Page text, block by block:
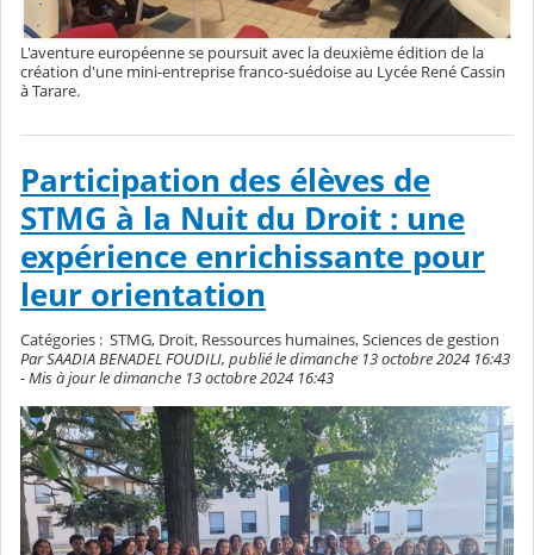
L'aventure européenne se poursuit avec la deuxième édition de la
création d'une mini-entreprise franco-suédoise au Lycée René Cassin
à Tarare.
Participation des élèves de
STMG à la Nuit du Droit : une
expérience enrichissante pour
leur orientation
Catégories : STMG, Droit, Ressources humaines, Sciences de gestion
Par SAADIA BENADEL FOUDILI, publié le dimanche 13 octobre 2024 16:43
- Mis à jour le dimanche 13 octobre 2024 16:43